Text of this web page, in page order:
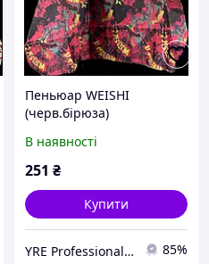
Пеньюар WEISHI
(черв.бірюза)
В наявності
251 ₴
Купити
YRE Professional💅🏻 85%